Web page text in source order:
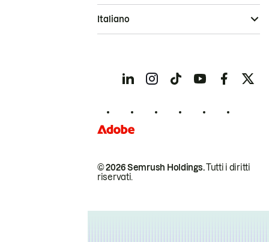
© 2026 Semrush Holdings.Tutti i diritti
riservati.
Italiano